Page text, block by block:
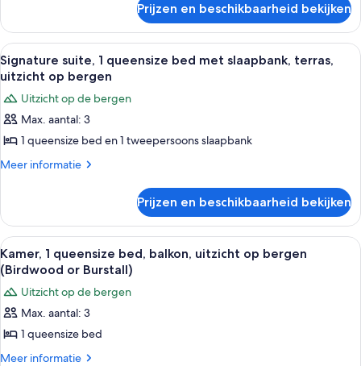
eenpersoonsbedden,
slaapkamer,
uitzicht
op
bergen
laden
kamer,
twee-
of
eenpersoonsbedden,
uitzicht
op
bergen
Prijzen en beschikbaarheid bekijken
Alle
foto's
Signature
suite,
1
queensize
slaapbank,
terras,
uitzicht
op
bergen
laden
Een slaapkamer met een houten
15
Signature suite, 1 queensize bed met slaapbank, terras,
uitzicht op bergen
Uitzicht op de bergen
Max. aantal: 3
1 queensize bed en 1 tweepersoons slaapbank
Meer informatie
Meer
suite,
queensize
bed
met
slaapbank,
terras,
op
bergen
Prijzen en beschikbaarheid bekijken
Alle
foto's
voor
Kamer,
1
queensize
bed,
Een slaapkamer met een bed, een
15
Kamer, 1 queensize bed, balkon, uitzicht op bergen
(Birdwood or Burstall)
Uitzicht op de bergen
Max. aantal: 3
1 queensize bed
Meer informatie
Meer